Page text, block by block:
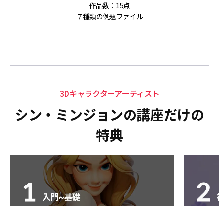
作品数：15点
７種類の例題ファイル
3Dキャラクターアーティスト
シン・ミンジョンの講座だけの
特典